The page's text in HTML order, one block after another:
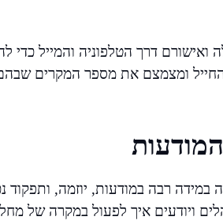
ואישורם דרך הטלפוניה והמייל
ומצמצם את מספר המקרים
רבה במודעות, יוזמה, ותפקוד
ויודעים איך לפעול במקרה של